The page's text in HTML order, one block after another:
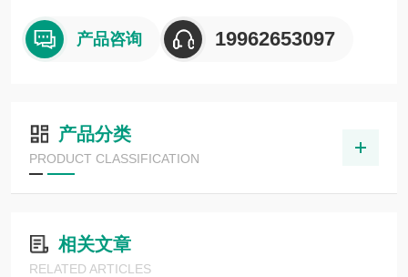
产品咨询 19962653097
产品分类
PRODUCT CLASSIFICATION
相关文章
RELATED ARTICLES